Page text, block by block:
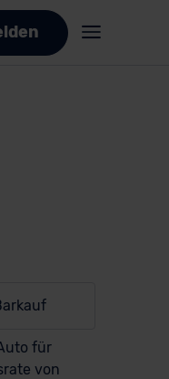
für
von